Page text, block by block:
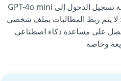
GPT-4o mini بدون اشتراك. يؤدي تجاوز بوابة تسجيل الدخول إلى
يتم ربط المطالبات بملف شخصي
على مساعدة ذكاء اصطناعي